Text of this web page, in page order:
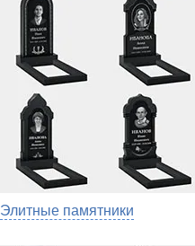
Элитные памятники